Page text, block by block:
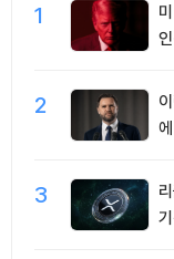
1
2
3